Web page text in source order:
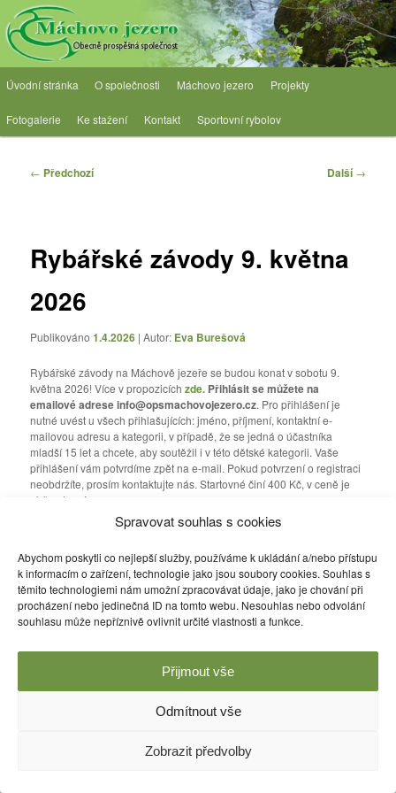
Spravovat souhlas s cookies
Abychom poskytli co nejlepší služby, používáme k ukládání a/nebo přístupu
k informacím o zařízení, technologie jako jsou soubory cookies. Souhlas s
těmito technologiemi nám umožní zpracovávat údaje, jako je chování při
procházení nebo jedinečná ID na tomto webu. Nesouhlas nebo odvolání
souhlasu může nepříznivě ovlivnit určité vlastnosti a funkce.
Přijmout vše
Odmítnout vše
Zobrazit předvolby
Přejít
k
hlavnímu
obsahu
webu OPS Máchovo jezero
Obecně prospěšná společnost
Hlavní
menu
Úvodní stránka O společnosti Máchovo jezero Projekty
Fotogalerie Ke stažení Kontakt Sportovní rybolov
Navigace
← Předchozí Další→
Rybářské závody 9. května
2026
Publikováno1.4.2026 | Autor: Eva Burešová
Rybářské závody na Máchově jezeře se budou konat v sobotu 9.
května 2026! Více v propozicíchzde. Přihlásit se můžete na
emailové adrese info@opsmachovojezero.cz. Pro přihlášení je
nutné uvést u všech přihlašujících: jméno, příjmení, kontaktní e-
mailovou adresu a kategorii, v případě, že se jedná o účastníka
mladší 15 let a chcete, aby soutěžil i v této dětské kategorii. Vaše
přihlášení vám potvrdíme zpět na e-mail. Pokud potvrzení o registraci
neobdržíte, prosím kontaktujte nás. Startovné činí 400 Kč, v ceně je
občerstvení.
Příspěvek byl publikován v rubriceInformacea jeho autorem jeEva
Burešová. Můžete si jehoodkazuložit mezi své oblíbené záložky
nebo ho sdílet s přáteli.
Používáme WordPress (v češtině).